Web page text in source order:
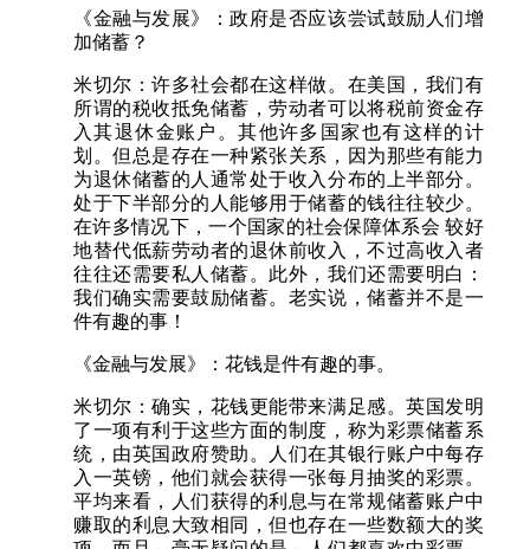
《金融与发展》：政府是否应该尝试鼓励人们增
加储蓄？
米切尔：许多社会都在这样做。在美国，我们有
所谓的税收抵免储蓄，劳动者可以将税前资金存
入其退休金账户。其他许多国家也有这样的计
划。但总是存在一种紧张关系，因为那些有能力
为退休储蓄的人通常处于收入分布的上半部分。
处于下半部分的人能够用于储蓄的钱往往较少。
在许多情况下，一个国家的社会保障体系会 较好
地替代低薪劳动者的退休前收入，不过高收入者
往往还需要私人储蓄。此外，我们还需要明白：
我们确实需要鼓励储蓄。老实说，储蓄并不是一
件有趣的事！
《金融与发展》：花钱是件有趣的事。
米切尔：确实，花钱更能带来满足感。英国发明
了一项有利于这些方面的制度，称为彩票储蓄系
统，由英国政府赞助。人们在其银行账户中每存
入一英镑，他们就会获得一张每月抽奖的彩票。
平均来看，人们获得的利息与在常规储蓄账户中
赚取的利息大致相同，但也存在一些数额大的奖